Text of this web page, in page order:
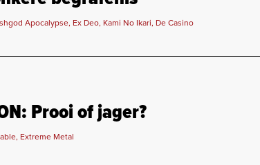
Apocalypse, Ex Deo, Kami No Ikari, De Casino
Prooi of jager?
Extreme Metal